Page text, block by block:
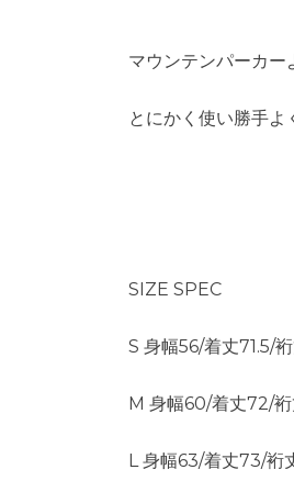
マウンテンパーカー
とにかく使い勝手よ
SIZE SPEC
S 身幅56/着丈71.5/
M 身幅60/着丈72/
L 身幅63/着丈73/裄